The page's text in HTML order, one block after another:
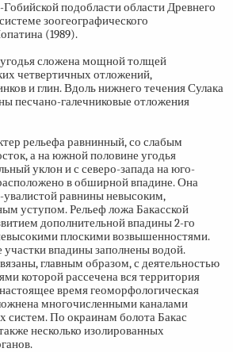
подобласти области Древнего
зоогеографического
(1989).
сложена мощной толщей
четвертичных отложений,
и глин. Вдоль нижнего течения Сулака
песчано-галечниковые отложения
рельефа равнинный, со слабым
а на южной половине угодья
уклон и с северо-запада на юго-
в обширной впадине. Она
равнины невысоким,
уступом. Рельеф ложа Бакасской
дополнительной впадины2-го
плоскими возвышенностями.
впадины заполнены водой.
главным образом, с деятельностью
которой рассечена вся территория
время геоморфологическая
многочисленными каналами
систем. По окраинам болота Бакас
несколько изолированных